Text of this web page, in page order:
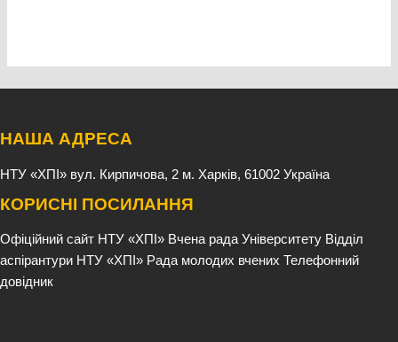
НАША АДРЕСА
НТУ «ХПІ» вул. Кирпичова, 2 м. Харків, 61002 Україна
КОРИСНІ ПОСИЛАННЯ
Офіційний сайт НТУ «ХПІ» Вчена рада Університету Відділ
аспірантури НТУ «ХПІ» Рада молодих вчених Телефонний
довідник